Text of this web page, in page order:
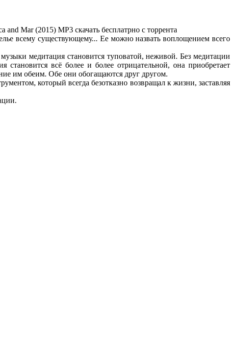
and Mar (2015) MP3 скачать бесплатрно с торрента
всему существующему... Ее можно назвать воплощением всего
медитация становится туповатой, неживой. Без медитации
всё более и более отрицательной, она приобретает
им обеим. Обе они обогащаются друг другом.
который всегда безотказно возвращал к жизни, заставляя